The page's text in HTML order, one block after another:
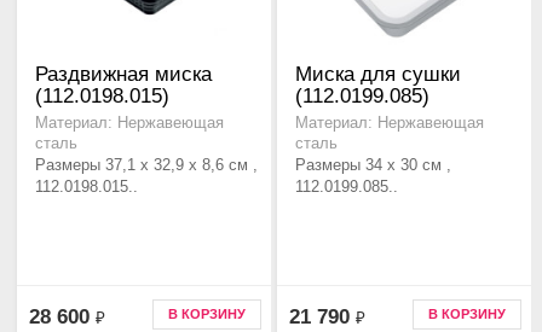
Раздвижная миска
(112.0198.015)
Материал: Нержавеющая
сталь
Размеры 37,1 х 32,9 х 8,6 см ,
112.0198.015..
28 600 ₽ В КОРЗИНУ
Миска для сушки
(112.0199.085)
Материал: Нержавеющая
сталь
Размеры 34 x 30 см ,
112.0199.085..
21 790 ₽ В КОРЗИНУ